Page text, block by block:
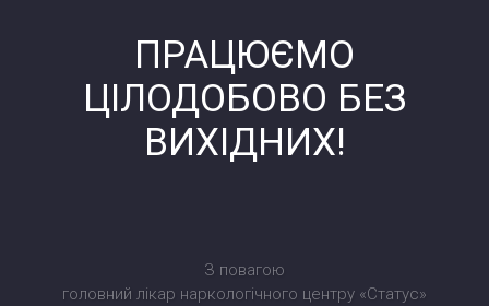
ПРАЦЮЄМО
ЦІЛОДОБОВО БЕЗ
ВИХІДНИХ!
З повагою
головний лікар наркологічного центру «Статус»